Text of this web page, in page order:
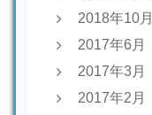
2018年10月
2017年6月
2017年3月
2017年2月